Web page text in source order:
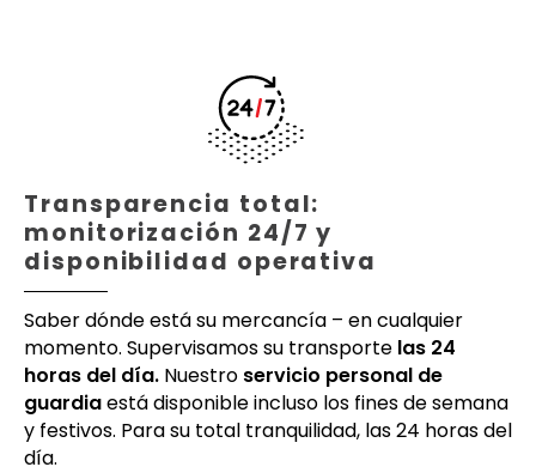
Transparencia total:
monitorización 24/7 y
disponibilidad operativa
Saber dónde está su mercancía – en cualquier
momento. Supervisamos su transporte las 24
horas del día. Nuestro servicio personal de
guardiaestá disponible incluso los fines de semana
y festivos. Para su total tranquilidad, las 24 horas del
día.